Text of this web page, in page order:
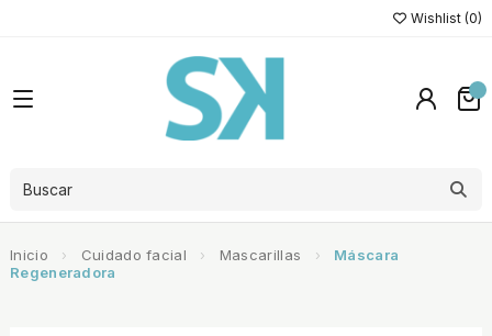
Wishlist (0)
Inicio Cuidado facial Mascarillas
Máscara
Regeneradora